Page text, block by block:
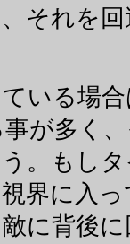
それを
いる場
が多く
。もし
界に入
に背後